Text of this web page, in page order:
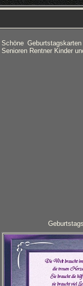
Schöne
Senioren Rentner Kinder